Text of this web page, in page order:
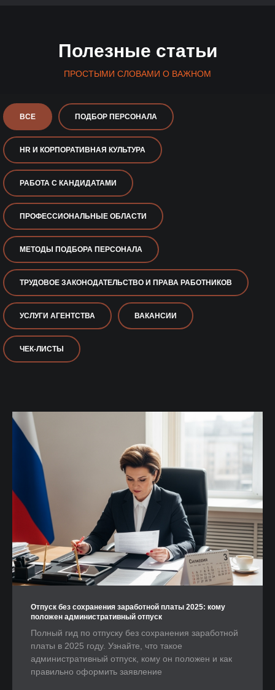
Полезные статьи
ПРОСТЫМИ СЛОВАМИ О ВАЖНОМ
ВСЕ ПОДБОР ПЕРСОНАЛА
HR И КОРПОРАТИВНАЯ КУЛЬТУРА
РАБОТА С КАНДИДАТАМИ
ПРОФЕССИОНАЛЬНЫЕ ОБЛАСТИ
МЕТОДЫ ПОДБОРА ПЕРСОНАЛА
ТРУДОВОЕ ЗАКОНОДАТЕЛЬСТВО И ПРАВА РАБОТНИКОВ
УСЛУГИ АГЕНТСТВА ВАКАНСИИ
ЧЕК-ЛИСТЫ
Отпуск без сохранения заработной платы 2025: кому
положен административный отпуск
Полный гид по отпуску без сохранения заработной
платы в 2025 году. Узнайте, что такое
административный отпуск, кому он положен и как
правильно оформить заявление